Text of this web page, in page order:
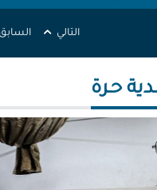
نظافة في الظل.. لا حقوق
غزة قنابل موقوتة.. خَرابٌ
والتربة!
الله التركماني ورشا فرحات
وضحكوا".. انتهاكات
في سجون "إسرائيل"!
التالي السابق
حـرة